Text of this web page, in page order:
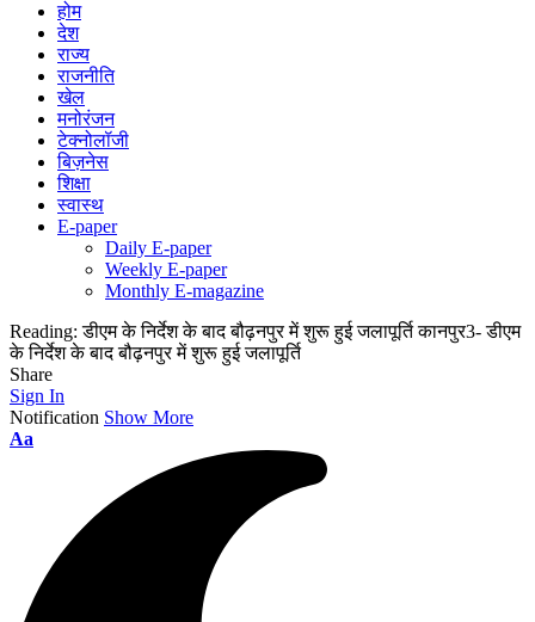
होम
देश
राज्य
राजनीति
खेल
मनोरंजन
टेक्नोलॉजी
बिज़नेस
शिक्षा
स्वास्थ
E-paper
Daily E-paper
Weekly E-paper
Monthly E-magazine
Reading: डीएम के निर्देश के बाद बौढ़नपुर में शुरू हुई जलापूर्ति कानपुर3- डीएम
के निर्देश के बाद बौढ़नपुर में शुरू हुई जलापूर्ति
Share
Sign In
Notification Show More
Aa